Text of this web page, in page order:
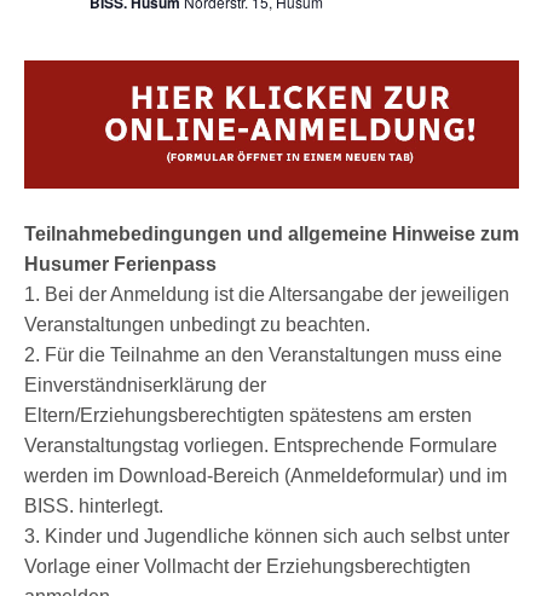
Teilnahmebedingungen und allgemeine Hinweise zum
Husumer Ferienpass
1. Bei der Anmeldung ist die Altersangabe der jeweiligen
Veranstaltungen unbedingt zu beachten.
2. Für die Teilnahme an den Veranstaltungen muss eine
Einverständniserklärung der
Eltern/Erziehungsberechtigten spätestens am ersten
Veranstaltungstag vorliegen. Entsprechende Formulare
werden im Download-Bereich (Anmeldeformular) und im
BISS. hinterlegt.
3. Kinder und Jugendliche können sich auch selbst unter
Vorlage einer Vollmacht der Erziehungsberechtigten